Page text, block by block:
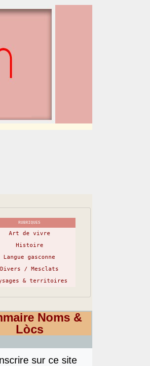
RUBRIQUES
Art de vivre
Histoire
Langue gasconne
Divers / Mesclats
& territoires
Noms &
Lòcs
sur ce site